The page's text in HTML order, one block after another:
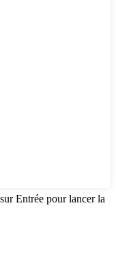
Entrée pour lancer la